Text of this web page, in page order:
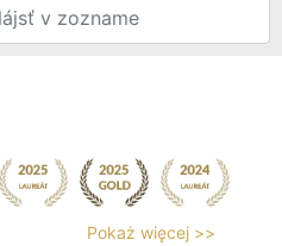
Pokaż więcej >>